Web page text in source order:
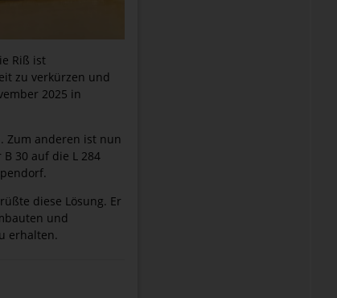
Riß ist
zu verkürzen und
2025 in
Zum anderen ist nun
30 auf die L 284
diese Lösung. Er
und
erhalten.